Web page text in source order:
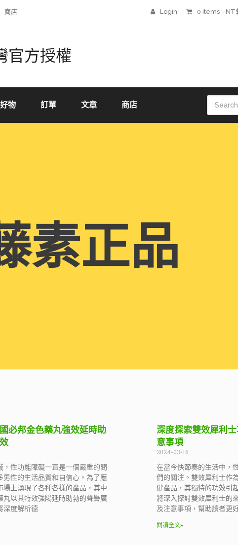
商店 Login 0 items -
官方授權
物 訂單 文章 商店
素正品
必邦金色藥丸強效延時助
，性功能障礙一直是一個嚴重的問
男性的生活品質和自信心。為了應
場上湧現了各種各樣的產品，其中
丸以其特效強陽延時助勃的聲譽廣
深度解析德
深度探索雙效犀利
意事項
2024-03-16
在當今快節奏的生活中，
們的關注。雙效犀利士作
健產品，其獨特的功效引
將深入探討雙效犀利士的
及注意事項，幫助讀者更
閱讀全文»